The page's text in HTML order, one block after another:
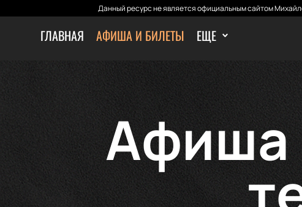
Данный ресурс не является официальным сайтом
ГЛАВНАЯ АФИША И БИЛЕТЫ ЕЩЕ
Афиша